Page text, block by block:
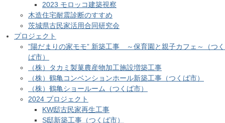
2023 モロッコ建築視察
木造住宅耐震診断のすすめ
茨城県古民家活用合同研究会
プロジェクト
”陽だまりの家モモ” 新築工事 ～保育園と親子カフェ～（つく
ば市）
（株）タカミ製菓農産物加工施設増築工事
（株）鶴亀コンベンションホール新築工事（つくば市）
（株）鶴亀ショールーム（つくば市）
2024 プロジェクト
KW邸古民家再生工事
S邸新築工事（つくば市）